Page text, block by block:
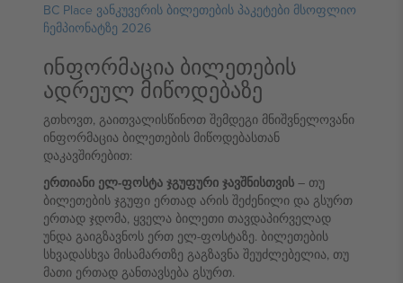
BC Place ვანკუვერის ბილეთების პაკეტები მსოფლიო
ჩემპიონატზე 2026
ინფორმაცია ბილეთების
ადრეულ მიწოდებაზე
გთხოვთ, გაითვალისწინოთ შემდეგი მნიშვნელოვანი
ინფორმაცია ბილეთების მიწოდებასთან
დაკავშირებით:
ერთიანი ელ-ფოსტა ჯგუფური ჯავშნისთვის – თუ
ბილეთების ჯგუფი ერთად არის შეძენილი და გსურთ
ერთად ჯდომა, ყველა ბილეთი თავდაპირველად
უნდა გაიგზავნოს ერთ ელ-ფოსტაზე. ბილეთების
სხვადასხვა მისამართზე გაგზავნა შეუძლებელია, თუ
მათი ერთად განთავსება გსურთ.